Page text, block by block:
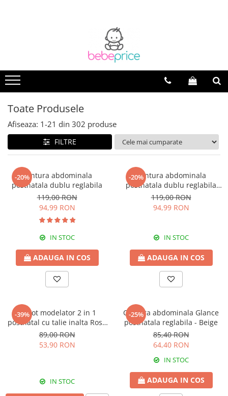
Toate Produsele
Afiseaza: 1-21 din 302 produse
FILTRE
-20%Centura abdominala
postnatala dublu reglabila
119,00 RON
94,99 RON
IN STOC
ADAUGA IN COS
-20%Centura abdominala
postnatala dublu reglabila
black
119,00 RON
94,99 RON
IN STOC
ADAUGA IN COS
-39%
Chilot modelator 2 in 1
postnatal cu talie inalta Rose
Girl
89,00 RON
53,90 RON
IN STOC
-25%
Centura abdominala Glance
postnatala reglabila - Beige
85,40 RON
64,40 RON
IN STOC
ADAUGA IN COS